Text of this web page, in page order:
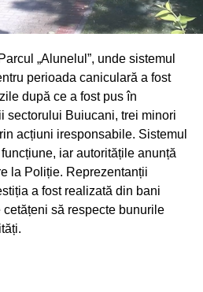
„Alunelul”, unde sistemul
perioada caniculară a fost
după ce a fost pus în
sectorului Buiucani, trei minori
acțiuni iresponsabile. Sistemul
iar autoritățile anunță
la Poliție. Reprezentanții
a fost realizată din bani
să respecte bunurile